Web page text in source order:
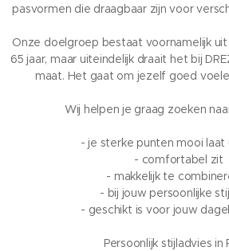
pasvormen die draagbaar zijn voor
Onze doelgroep bestaat voornamelijk
65 jaar, maar uiteindelijk draait het bij
maat. Het gaat om jezelf goed
Wij helpen je graag zoeken
- je sterke punten mooi laat
- comfortabel zit
- makkelijk te
- bij jouw persoonlijke
- geschikt is voor jouw
Persoonlijk stijladvies in